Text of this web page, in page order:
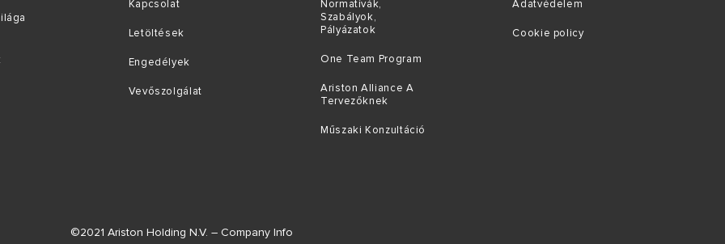
Kapcsolat
Letöltések
Engedélyek
Vevőszolgálat
Normatívák,
Szabályok,
Pályázatok
One Team Program
Ariston Alliance A
Tervezőknek
Műszaki Konzultáció
Adatvédelem
Cookie policy
©2021 Ariston Holding N.V. – Company Info